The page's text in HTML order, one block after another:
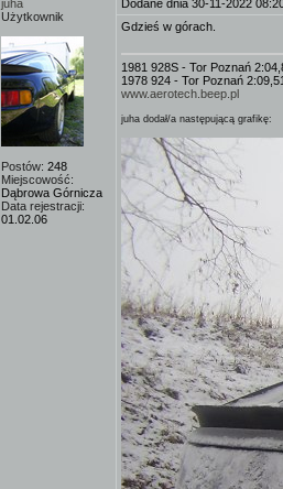
juha
Użytkownik
Postów: 248
Miejscowość:
Dąbrowa Górnicza
Data rejestracji:
01.02.06
Dodane dnia 30-11-2022
Gdzieś w górach.
1981 928S - Tor Poznań
1978 924 - Tor Poznań
www.aerotech.beep.pl
juha dodał/a następującą grafikę: